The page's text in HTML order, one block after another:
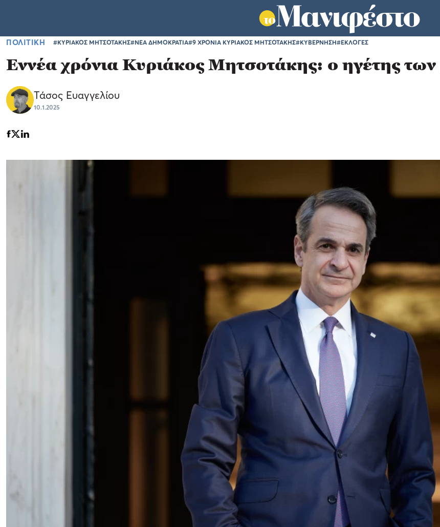
ΠΟΛΙΤΙΚΗ #ΚΥΡΙΑΚΟΣ ΜΗΤΣΟΤΑΚΗΣ#ΝΕΑ ΔΗΜΟΚΡΑΤΙΑ#9 ΧΡΟΝΙΑ ΚΥΡΙΑΚΟΣ ΜΗΤΣΟΤΑΚΗΣ#ΚΥΒΕΡΝΗΣΗ#ΕΚΛΟΓΕΣ
Εννέα χρόνια Κυριάκος Μητσοτάκης: ο ηγέτης
Τάσος Ευαγγελίου
10.1.2025